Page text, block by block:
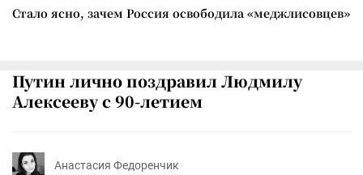
Стало ясно, зачем Россия освободила «меджлисовцев»
Путин лично поздравил Людмилу
Алексееву с 90-летием
Анастасия Федоренчик